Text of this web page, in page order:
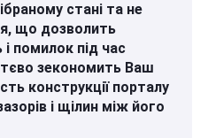
стані та не
що дозволить
помилок під час
зекономить Ваш
конструкції порталу
і щілин між його